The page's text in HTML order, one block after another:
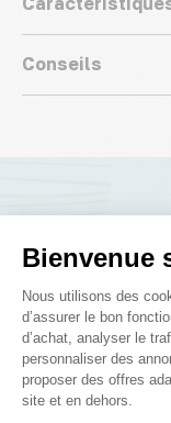
Bienvenue
Plateforme
Nous utilisons des
d’assurer le bon
d’achat, analyser le
personnaliser des
proposer des offres
site et en dehors.
Conseils